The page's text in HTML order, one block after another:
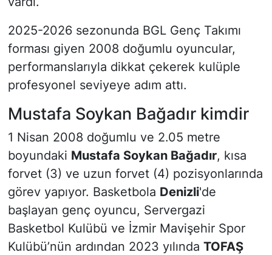
2025-2026 sezonunda BGL Genç Takımı
forması giyen 2008 doğumlu oyuncular,
performanslarıyla dikkat çekerek kulüple
profesyonel seviyeye adım attı.
Mustafa Soykan Bağadır kimdir
1 Nisan 2008 doğumlu ve 2.05 metre
boyundaki Mustafa Soykan Bağadır, kısa
forvet (3) ve uzun forvet (4) pozisyonlarında
görev yapıyor. Basketbola Denizli'de
başlayan genç oyuncu, Servergazi
Basketbol Kulübü ve İzmir Mavişehir Spor
Kulübü’nün ardından 2023 yılında TOFAŞ